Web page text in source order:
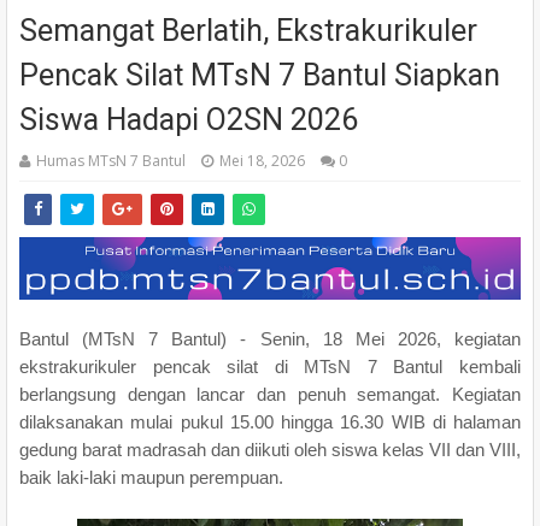
Semangat Berlatih, Ekstrakurikuler
Pencak Silat MTsN 7 Bantul Siapkan
Siswa Hadapi O2SN 2026
Humas MTsN 7 Bantul Mei 18, 2026 0
Bantul (MTsN 7 Bantul) - Senin, 18 Mei 2026, kegiatan
ekstrakurikuler pencak silat di MTsN 7 Bantul kembali
berlangsung dengan lancar dan penuh semangat. Kegiatan
dilaksanakan mulai pukul 15.00 hingga 16.30 WIB di halaman
gedung barat madrasah dan diikuti oleh siswa kelas VII dan VIII,
baik laki-laki maupun perempuan.